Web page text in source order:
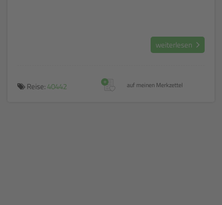
weiterlesen
Reise: 40442 auf meinen Merkzettel
+